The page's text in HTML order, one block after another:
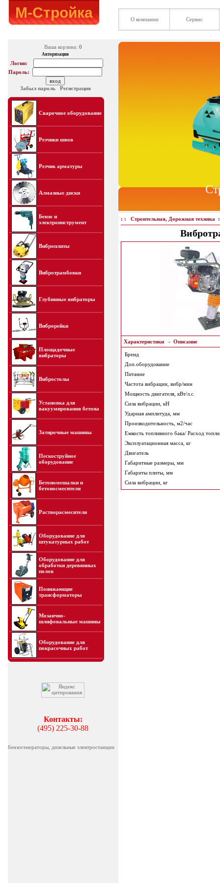
М-Стройка О компании Сервис
Ваша корзина: 0
Авторизация
Логин:
Пароль:
Забыл пароль Регистрация
Сварочное оборудование
Резчики швов
Резчик арматуры
Алмазные диски
Бензо и
электроинструмент
Виброплиты
Вибротрамбовки
Глубинные вибраторы
Виброрейки
Площадочные
вибраторы
Вибростолы
Установка для
вакуумирования бетона
Затирочные машины
Пескоструйное
оборудование
Бетономешалки и
бетоносмесители
Растворасмесители
Оборудование для
штукатурных работ
Оборудование для
обработки деревянных
полов
Понижающие
трансформаторы
Мозаично-
шлифовальные машины
Оборудование для
покрасочных работ
Контакты:
(495) 225-30-88
бензогенераторы, дизельные электростанции
: : Строительная, Дорожная техника
Характеристики- Описание
Бренд
Доп.оборудование
Питание
Частота вибрации, вибр/мин
Мощность двигателя, кВт/л.с.
Сила вибрации, кН
Ударная амплитуда, мм
Производительность, м2/час
Емкость топливного бака/ Расход
Эксплуатационная масса, кг
Двигатель
Габаритные размеры, мм
Габариты плиты, мм
Сила вибрации, кг